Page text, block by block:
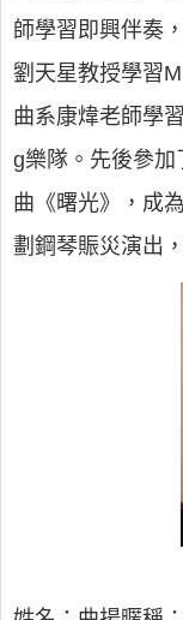
師學習即興伴奏
劉天星教授學習
曲系康煒老師學
g樂隊。先後參
曲《曙光》，成
劃鋼琴賑災演出